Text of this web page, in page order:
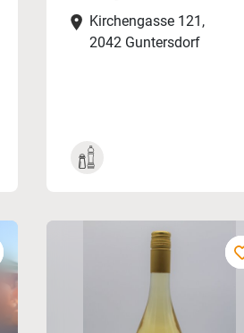
Kirchengasse 121,
2042 Guntersdorf